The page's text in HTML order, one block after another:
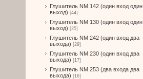
Глушитель NM 142 (один вход один
выход) [44]
Глушитель NM 130 (один вход один
выход) [25]
Глушитель NM 242 (один вход два
выхода) [29]
Глушитель NM 230 (один вход два
выхода) [17]
Глушитель NM 253 (два входа два
выхода) [16]